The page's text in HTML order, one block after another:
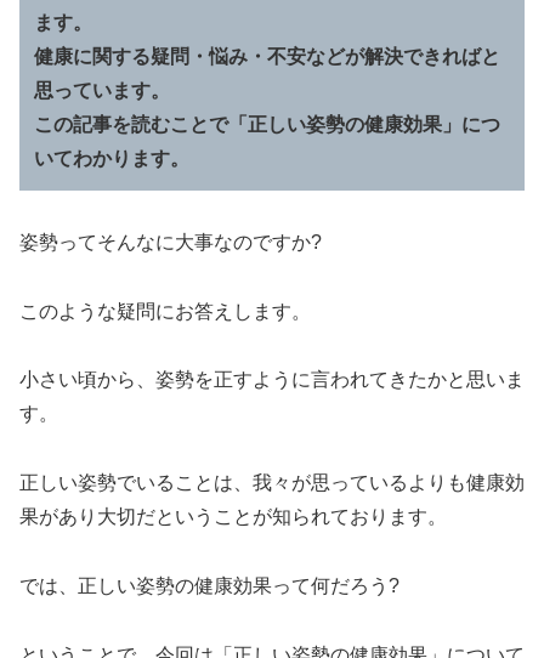
ます。
健康に関する疑問・悩み・不安などが解決できればと
思っています。
この記事を読むことで「正しい姿勢の健康効果」につ
いてわかります。
姿勢ってそんなに大事なのですか?
このような疑問にお答えします。
小さい頃から、姿勢を正すように言われてきたかと思いま
す。
正しい姿勢でいることは、我々が思っているよりも健康効
果があり大切だということが知られております。
では、正しい姿勢の健康効果って何だろう?